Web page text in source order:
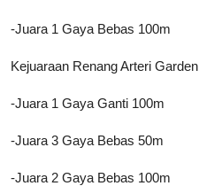
-Juara 1 Gaya Bebas 100m
Kejuaraan Renang Arteri Garden
-Juara 1 Gaya Ganti 100m
-Juara 3 Gaya Bebas 50m
-Juara 2 Gaya Bebas 100m